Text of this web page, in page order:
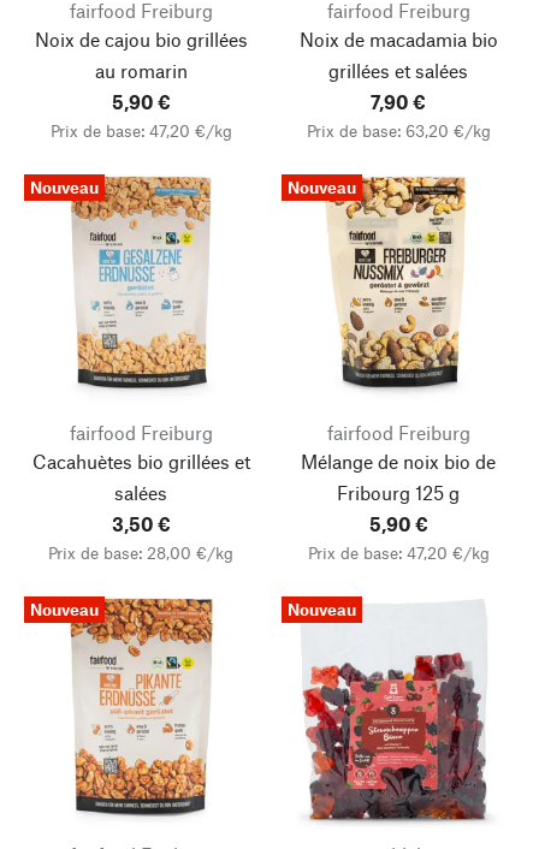
fairfood Freiburg
Noix de cajou bio grillées
au romarin
5,90 €
Prix de base: 47,20 €/kg
fairfood Freiburg
Noix de macadamia bio
grillées et salées
7,90 €
Prix de base: 63,20 €/kg
Nouveau
fairfood Freiburg
Cacahuètes bio grillées et
salées
3,50 €
Prix de base: 28,00 €/kg
Nouveau
fairfood Freiburg
Mélange de noix bio de
Fribourg 125 g
5,90 €
Prix de base: 47,20 €/kg
Nouveau Nouveau